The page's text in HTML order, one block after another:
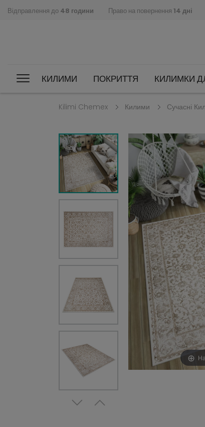
Відправлення до 48 години Право на повернення 14 дні
КИЛИМИ ПОКРИТТЯ КИЛИМКИ
Kilimi Chemex Килими Сучасні